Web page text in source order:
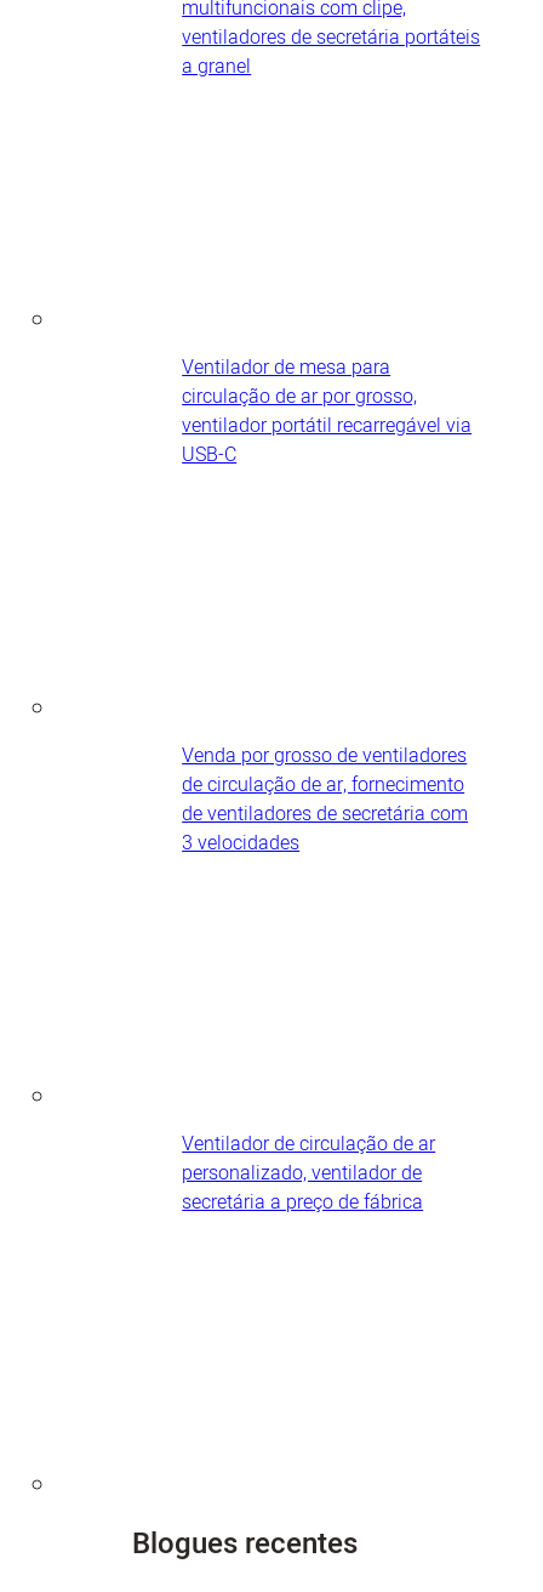
multifuncionais com clipe,
ventiladores de secretária portáteis​
a granel
Ventilador de mesa para
circulação de ar por grosso,
ventilador portátil recarregável via
USB-C
Venda por grosso de ventiladores
de circulação de ar, fornecimento
de ventiladores de secretária com
3 velocidades
Ventilador de circulação de ar
personalizado, ventilador de
secretária a preço de fábrica
Blogues recentes